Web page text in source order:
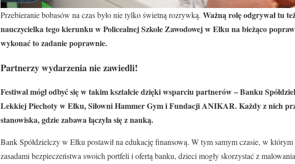
Przebieranie bobasów na czas było nie tylko świetną rozrywką. Ważną rolę odgrywał tu
nauczycielka tego kierunku w Policealnej Szkole Zawodowej w Ełku na bieżąco
wykonać to zadanie poprawnie.
Partnerzy wydarzenia nie zawiedli!
Festiwal mógł odbyć się w takim kształcie dzięki wsparciu partnerów – Banku
Lekkiej Piechoty w Ełku, Siłowni Hammer Gym i Fundacji ANIKAR. Każdy z nich
stanowiska, gdzie zabawa łączyła się z nauką.
Bank Spółdzielczy w Ełku postawił na edukację finansową. W tym samym czasie, w
zasadami bezpieczeństwa swoich portfeli i ofertą banku, dzieci mogły skorzystać z